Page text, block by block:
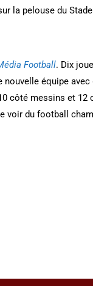
la pelouse du
Football. Dix
nouvelle équipe
côté messins et 12
voir du football